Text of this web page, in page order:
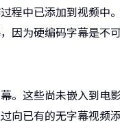
程中已添加到视频中
因为硬编码字幕是不
。这些尚未嵌入到电
向已有的无字幕视频